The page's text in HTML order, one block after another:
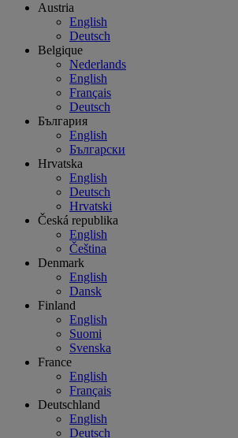
Austria
English
Deutsch
Belgique
Nederlands
English
Français
Deutsch
България
English
Български
Hrvatska
English
Deutsch
Hrvatski
Česká republika
English
Čeština
Denmark
English
Dansk
Finland
English
Suomi
Svenska
France
English
Français
Deutschland
English
Deutsch